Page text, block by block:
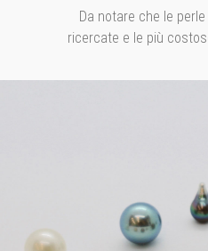
Da notare che le
ricercate e le più